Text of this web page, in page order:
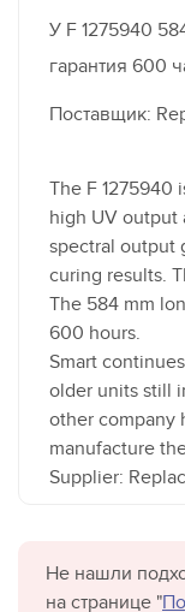
У F 1275940
гарантия 600
Поставщик:
The F 1275940
high UV output
spectral output
curing results.
The 584 mm
600 hours.
Smart
older units still
other company
manufacture
Supplier:
Не нашли
на странице "